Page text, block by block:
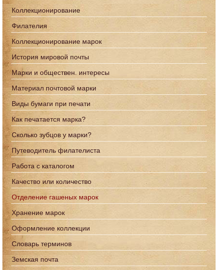
Коллекционирование
Филателия
Коллекционирование марок
История мировой почты
Марки и обществен. интересы
Материал почтовой марки
Виды бумаги при печати
Как печатается марка?
Сколько зубцов у марки?
Путеводитель филателиста
Работа с каталогом
Качество или количество
Отделение гашеных марок
Хранение марок
Оформление коллекции
Словарь терминов
Земская почта